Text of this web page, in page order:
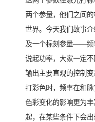
两个参量，他们之间
世界。今天我们故事
及一个标刻参量——频
说起功率，大家一定
输出主要直观的控制
打彩色时，频率在和
色彩变化的影响更为
起，在某些条件下会